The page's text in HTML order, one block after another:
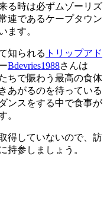
る時は必ずムゾーリズ
連であるケープタウン
ます。
知られる トリップアド
Bdevries1988さんは
ちで賑わう最高の食体
あがるのを待っている
ンスをする中で食事が
。
得していないので、訪
持参しましょう。